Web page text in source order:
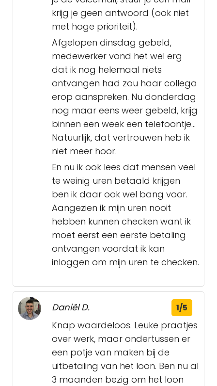
krijg je geen antwoord (ook niet
met hoge prioriteit).
Afgelopen dinsdag gebeld,
medewerker vond het wel erg
dat ik nog helemaal niets
ontvangen had zou haar collega
erop aanspreken. Nu donderdag
nog maar eens weer gebeld, krijg
binnen een week een telefoontje...
Natuurlijk, dat vertrouwen heb ik
niet meer hoor.
En nu ik ook lees dat mensen veel
te weinig uren betaald krijgen
ben ik daar ook wel bang voor.
Aangezien ik mijn uren nooit
hebben kunnen checken want ik
moet eerst een eerste betaling
ontvangen voordat ik kan
inloggen om mijn uren te checken.
Daniël D. 1/5
Knap waardeloos. Leuke praatjes
over werk, maar ondertussen er
een potje van maken bij de
uitbetaling van het loon. Ben nu al
3 maanden bezig om het loon